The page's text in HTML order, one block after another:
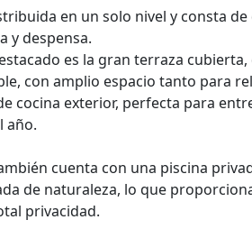
en un solo nivel y consta
y despensa.
es la gran terraza
con amplio espacio tanto para
cocina exterior, perfecta para
año.
cuenta con una piscina
de naturaleza, lo que
privacidad.